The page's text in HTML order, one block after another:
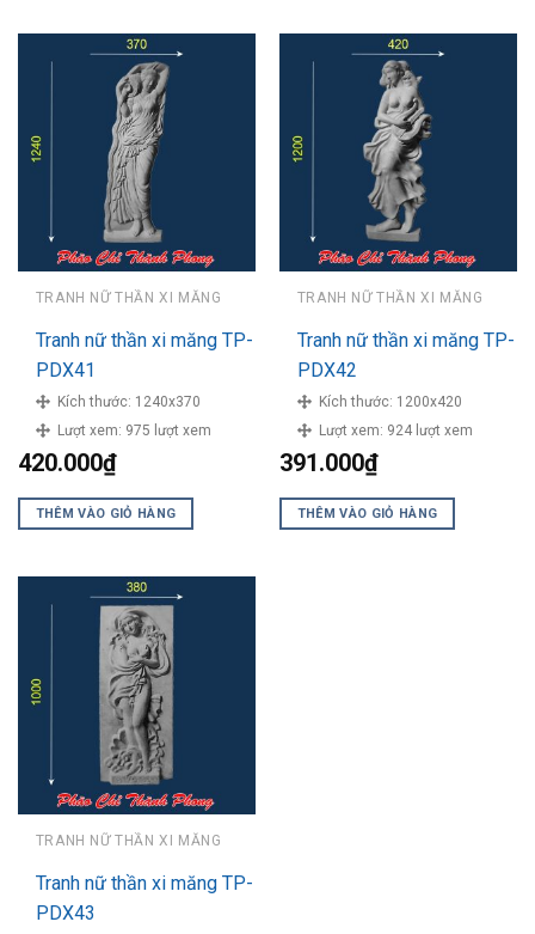
TRANH NỮ THẦN XI MĂNG
Tranh nữ thần xi măng TP-
PDX41
Kích thước: 1240x370
Lượt xem: 975 lượt xem
420.000₫
THÊM VÀO GIỎ HÀNG
TRANH NỮ THẦN XI MĂNG
Tranh nữ thần xi măng TP-
PDX42
Kích thước: 1200x420
Lượt xem: 924 lượt xem
391.000₫
THÊM VÀO GIỎ HÀNG
TRANH NỮ THẦN XI MĂNG
Tranh nữ thần xi măng TP-
PDX43